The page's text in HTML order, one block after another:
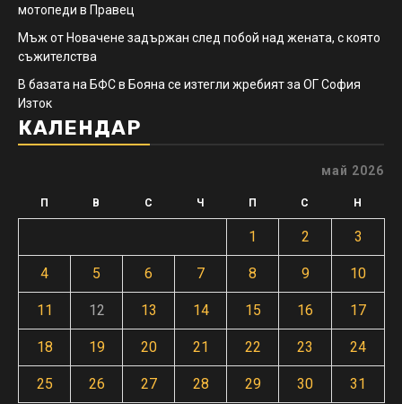
мотопеди в Правец
Мъж от Новачене задържан след побой над жената, с която
съжителства
В базата на БФС в Бояна се изтегли жребият за ОГ София
Изток
КАЛЕНДАР
май 2026
П В С Ч П С Н
1 2 3
4 5 6 7 8 9 10
11 12 13 14 15 16 17
18 19 20 21 22 23 24
25 26 27 28 29 30 31